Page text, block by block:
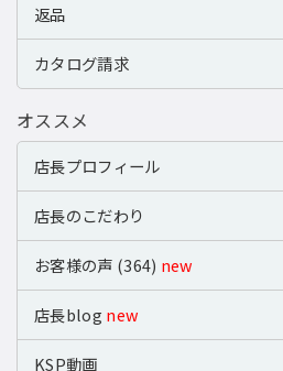
返品
カタログ請求
オススメ
店長プロフィール
店長のこだわり
お客様の声 (364) new
店長blog new
KSP動画